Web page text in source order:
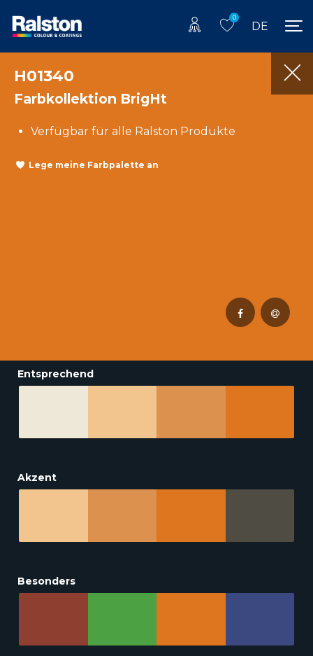
0
DE
H01340
Farbkollektion BrigHt
Verfügbar für alle Ralston Produkte
Lege meine Farbpalette an
Entsprechend
Akzent
Besonders